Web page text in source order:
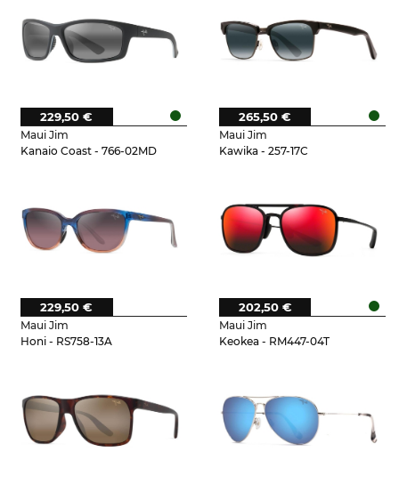
Maui Jim
Kanaio Coast - 766-02MD
229,50 €
Maui Jim
Kawika - 257-17C
265,50 €
Maui Jim
Honi - RS758-13A
229,50 €
Maui Jim
Keokea - RM447-04T
202,50 €